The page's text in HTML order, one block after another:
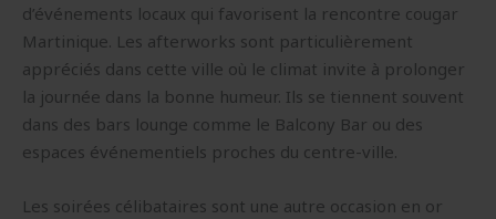
d’événements locaux qui favorisent la rencontre cougar
Martinique. Les afterworks sont particulièrement
appréciés dans cette ville où le climat invite à prolonger
la journée dans la bonne humeur. Ils se tiennent souvent
dans des bars lounge comme le Balcony Bar ou des
espaces événementiels proches du centre-ville.
Les soirées célibataires sont une autre occasion en or